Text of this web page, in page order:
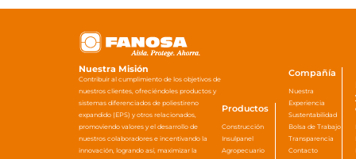
Nuestra Misión
Contribuir al cumplimiento de los objetivos de
nuestros clientes, ofreciéndoles productos y
sistemas diferenciados de poliestireno
expandido (EPS) y otros relacionados,
promoviendo valores y el desarrollo de
nuestros colaboradores e incentivando la
innovación, logrando así, maximizar la
Productos
Construcción
Insulpanel
Agropecuario
Compañía
Nuestra
Experiencia
Sustentabilidad
Bolsa de Trabajo
Transparencia
Contacto